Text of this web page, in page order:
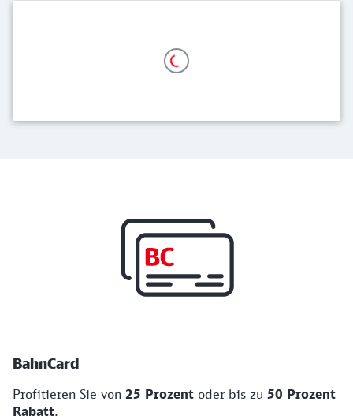
BahnCard
Profitieren Sie von 25 Prozent oder bis zu 50 Prozent
Rabatt.